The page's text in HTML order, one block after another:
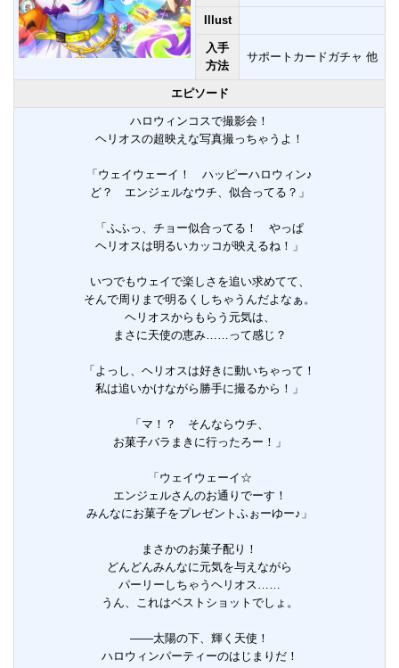
Illust
入手
方法
サポートカードガチャ 他
エピソード
ハロウィンコスで撮影会！
ヘリオスの超映えな写真撮っちゃうよ！
「ウェイウェーイ！ ハッピーハロウィン♪
ど？ エンジェルなウチ、似合ってる？」
「ふふっ、チョー似合ってる！ やっぱ
ヘリオスは明るいカッコが映えるね！」
いつでもウェイで楽しさを追い求めてて、
そんで周りまで明るくしちゃうんだよなぁ。
ヘリオスからもらう元気は、
まさに天使の恵み……って感じ？
「よっし、ヘリオスは好きに動いちゃって！
私は追いかけながら勝手に撮るから！」
「マ！？ そんならウチ、
お菓子バラまきに行ったろー！」
「ウェイウェーイ☆
エンジェルさんのお通りでーす！
みんなにお菓子をプレゼントふぉーゆー♪」
まさかのお菓子配り！
どんどんみんなに元気を与えながら
パーリーしちゃうヘリオス……
うん、これはベストショットでしょ。
――太陽の下、輝く天使！
ハロウィンパーティーのはじまりだ！